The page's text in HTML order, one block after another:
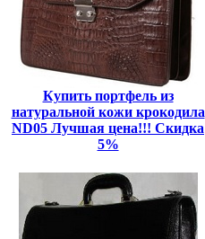
Купить портфель из
натуральной кожи крокодила
ND05 Лучшая цена!!! Скидка
5%